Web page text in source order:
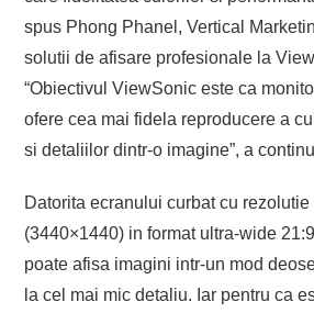
spus Phong Phanel, Vertical
solutii de afisare profesionale la
“Obiectivul ViewSonic este ca
ofere cea mai fidela reproducere a
si detaliilor dintr-o imagine”, a
Datorita ecranului curbat cu rezolutie
(3440×1440) in format ultra-wide
poate afisa imagini intr-un mod
la cel mai mic detaliu. Iar pentru ca